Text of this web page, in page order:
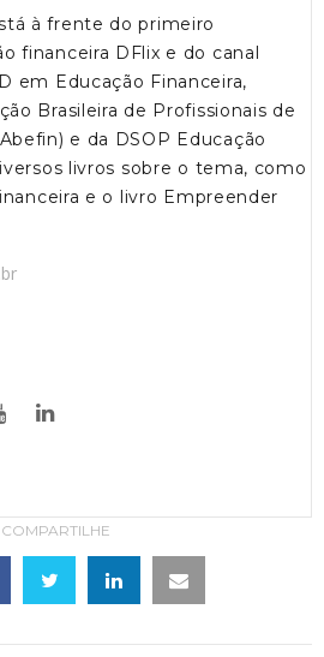
à frente do primeiro
financeira DFlix e do canal
em Educação Financeira,
Brasileira de Profissionais de
e da DSOP Educação
livros sobre o tema, como
e o livro Empreender
COMPARTILHE